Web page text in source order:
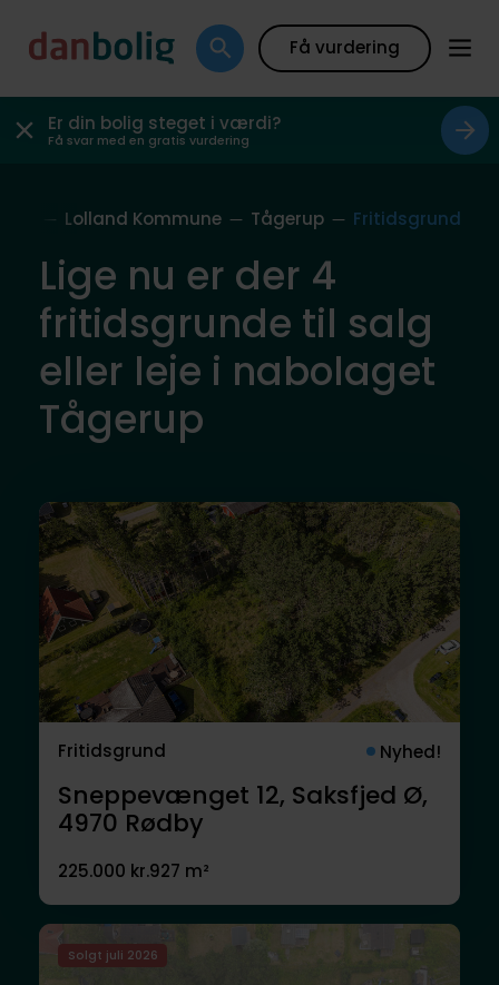
Få vurdering
Er din bolig steget i værdi?
Få svar med en gratis vurdering
Lolland Kommune Tågerup Fritidsgrund
Lige nu er der 4
fritidsgrunde til salg
eller leje i nabolaget
Tågerup
Fritidsgrund Nyhed!
Sneppevænget 12, Saksfjed Ø,
4970 Rødby
225.000 kr.927 m²
Solgt juli 2026